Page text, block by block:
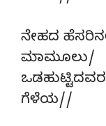
ನೇಹದ
ಮಾಮೂಲು/
ಗೆಳೆಯ//